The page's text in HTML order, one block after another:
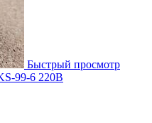
Быстрый просмотр
99-6 220В